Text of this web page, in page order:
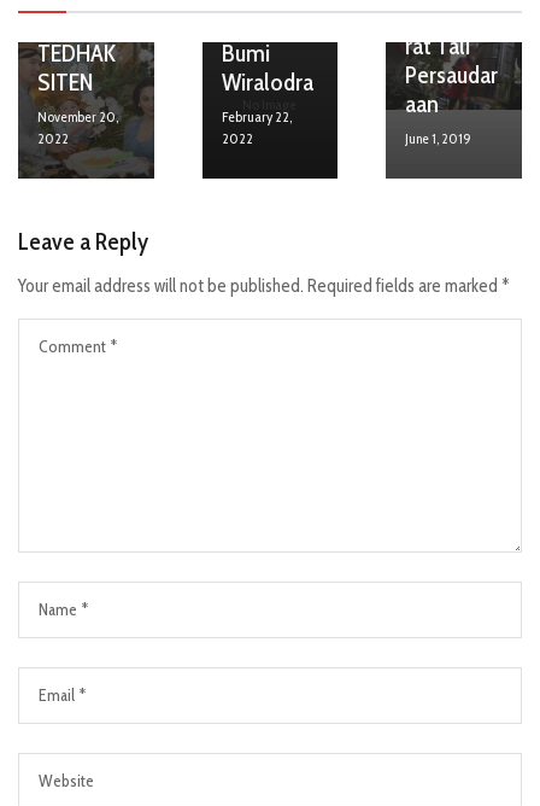
TEDHAK
SITEN
November 20,
2022
Bumi
Wiralodra
February 22,
2022
Mempere
rat Tali
Persaudar
aan
June 1, 2019
Leave a Reply
Your email address will not be published. Required fields are marked *